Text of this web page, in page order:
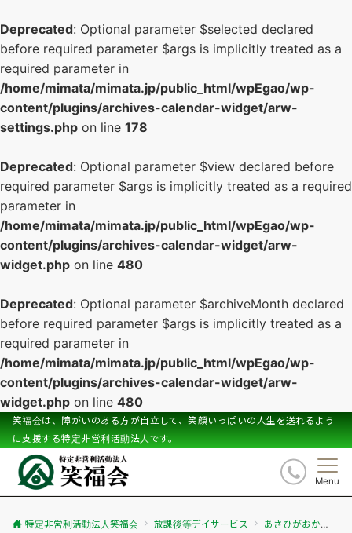
Deprecated: Optional parameter $selected declared
before required parameter $args is implicitly treated as a
required parameter in
/home/mimata/mimata.jp/public_html/wpEgao/wp-
content/plugins/archives-calendar-widget/arw-
settings.php on line 178
Deprecated: Optional parameter $view declared before
required parameter $args is implicitly treated as a required
parameter in
/home/mimata/mimata.jp/public_html/wpEgao/wp-
content/plugins/archives-calendar-widget/arw-
widget.php on line 480
Deprecated: Optional parameter $archiveMonth declared
before required parameter $args is implicitly treated as a
required parameter in
/home/mimata/mimata.jp/public_html/wpEgao/wp-
content/plugins/archives-calendar-widget/arw-
widget.php on line 480
笑福会は、障がいのある方が自立して、笑顔いっぱいの人生を送れるよう
に支援する特定非営利活動法人です。
Menu
特定非営利活動法人笑福会 放課後等デイサービス あさひがおか